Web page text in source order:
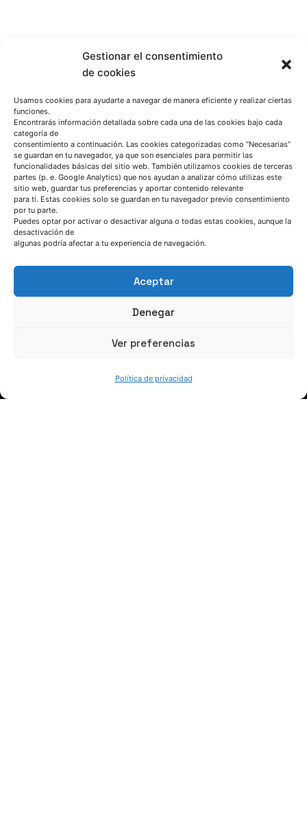
Gestionar el consentimiento
de cookies
Usamos cookies para ayudarte a navegar de manera eficiente y realizar ciertas
funciones.
Encontrarás información detallada sobre cada una de las cookies bajo cada
categoría de
consentimiento a continuación. Las cookies categorizadas como “Necesarias”
se guardan en tu navegador, ya que son esenciales para permitir las
funcionalidades básicas del sitio web. También utilizamos cookies de terceras
partes (p. e. Google Analytics) que nos ayudan a analizar cómo utilizas este
sitio web, guardar tus preferencias y aportar contenido relevante
para ti. Estas cookies solo se guardan en tu navegador previo consentimiento
por tu parte.
Puedes optar por activar o desactivar alguna o todas estas cookies, aunque la
desactivación de
algunas podría afectar a tu experiencia de navegación.
Aceptar
Denegar
Ver preferencias
Política de privacidad
HABLEMOS
(+34) 946 215 470